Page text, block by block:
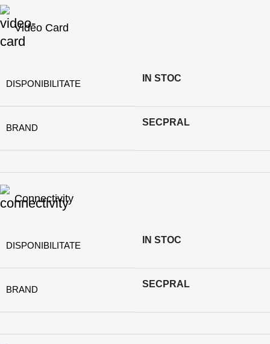
Video Card
DISPONIBILITATE
IN STOC
BRAND
SECPRAL
Connectivity
DISPONIBILITATE
IN STOC
BRAND
SECPRAL